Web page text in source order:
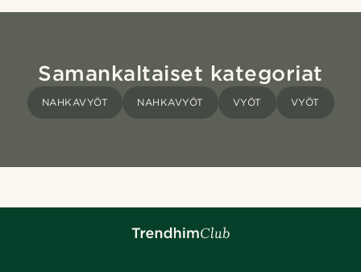
Samankaltaiset kategoriat
NAHKAVYÖT NAHKAVYÖT VYÖT VYÖT